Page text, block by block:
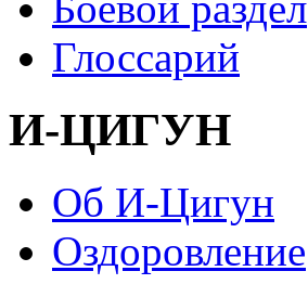
Глоссарий
И-ЦИГУН
Об И-Цигун
Оздоровление